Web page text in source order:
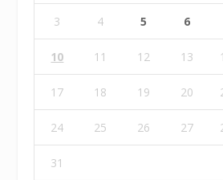
3 4 5 6
10 11 12 13
17 18 19 20
24 25 26 27
31